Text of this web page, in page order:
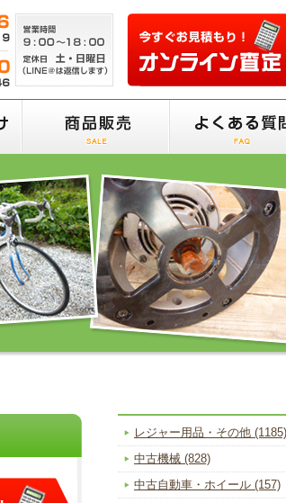
レジャー用品・その他 (1185)
中古機械 (828)
中古自動車・ホイール (157)